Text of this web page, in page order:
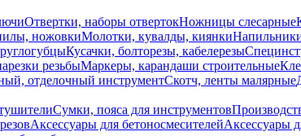
Отвертки, наборы отвертокНожницы слесарные
ножовкиМолотки, кувалды, киянки
Кусачки, болторезы, кабелерезы
резьбыМаркеры, карандаши строительные
отделочный инструментСкотч, ленты малярные
Сумки, пояса для инструментов
Аксессуары для бетоносмесителейАксессуары